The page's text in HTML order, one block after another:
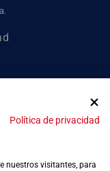
desde
Política de privacidad
nuestros visitantes, para